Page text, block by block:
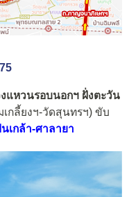
แหวนรอบนอกฯ ฝั่งตะวัน
กลี้ยงฯ-วัดสุนทรฯ) ขับ
เกล้า-ศาลายา